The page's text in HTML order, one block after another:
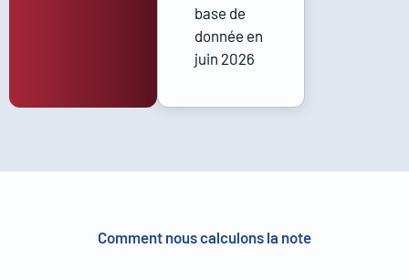
base de
donnée en
juin 2026
Comment nous calculons la note